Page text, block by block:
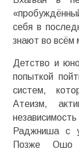
себя в
знают во всём
Детство и
попыткой
систем,
Атеизм,
Раджниша с
Позже Ошо